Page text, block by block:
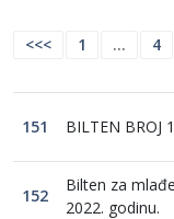
<<< 1 … 4
151 BILTEN BROJ
152
Bilten za
2022. godinu.